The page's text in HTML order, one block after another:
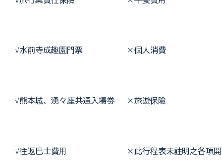
√水前寺成趣園門票           ×個人消費
√熊本城、湧々座共通入場劵   ×旅遊保險
√往返巴士費用               ×此行程表未註明之各項